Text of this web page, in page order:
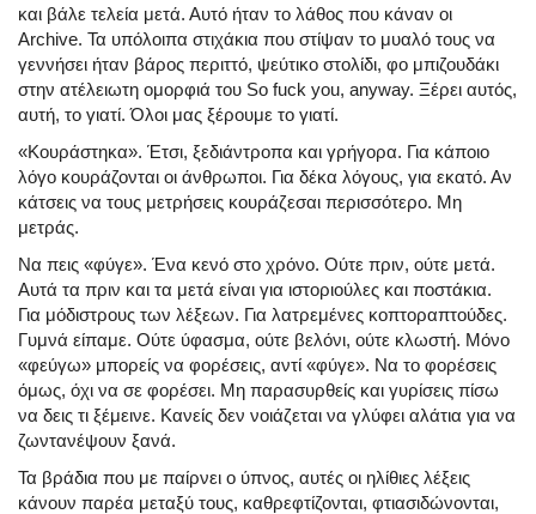
και βάλε τελεία μετά. Αυτό ήταν το λάθος που κάναν οι
Archive. Τα υπόλοιπα στιχάκια που στίψαν το μυαλό τους να
γεννήσει ήταν βάρος περιττό, ψεύτικο στολίδι, φο μπιζουδάκι
στην ατέλειωτη ομορφιά του So fuck you, anyway. Ξέρει αυτός,
αυτή, το γιατί. Όλοι μας ξέρουμε το γιατί.
«Κουράστηκα». Έτσι, ξεδιάντροπα και γρήγορα. Για κάποιο
λόγο κουράζονται οι άνθρωποι. Για δέκα λόγους, για εκατό. Αν
κάτσεις να τους μετρήσεις κουράζεσαι περισσότερο. Μη
μετράς.
Να πεις «φύγε». Ένα κενό στο χρόνο. Ούτε πριν, ούτε μετά.
Αυτά τα πριν και τα μετά είναι για ιστοριούλες και ποστάκια.
Για μόδιστρους των λέξεων. Για λατρεμένες κοπτοραπτούδες.
Γυμνά είπαμε. Ούτε ύφασμα, ούτε βελόνι, ούτε κλωστή. Μόνο
«φεύγω» μπορείς να φορέσεις, αντί «φύγε». Να το φορέσεις
όμως, όχι να σε φορέσει. Μη παρασυρθείς και γυρίσεις πίσω
να δεις τι ξέμεινε. Κανείς δεν νοιάζεται να γλύφει αλάτια για να
ζωντανέψουν ξανά.
Τα βράδια που με παίρνει ο ύπνος, αυτές οι ηλίθιες λέξεις
κάνουν παρέα μεταξύ τους, καθρεφτίζονται, φτιασιδώνονται,